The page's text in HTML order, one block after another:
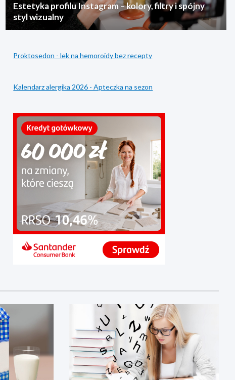
Estetyka profilu Instagram – kolory, filtry i spójny
styl wizualny
Proktosedon - lek na hemoroidy bez recepty
Kalendarz alergika 2026 - Apteczka na sezon